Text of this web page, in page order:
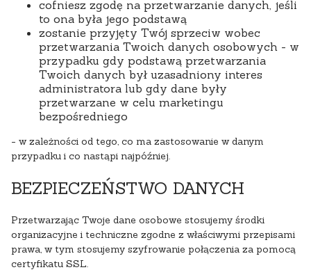
cofniesz zgodę na przetwarzanie danych, jeśli
to ona była jego podstawą
zostanie przyjęty Twój sprzeciw wobec
przetwarzania Twoich danych osobowych - w
przypadku gdy podstawą przetwarzania
Twoich danych był uzasadniony interes
administratora lub gdy dane były
przetwarzane w celu marketingu
bezpośredniego
- w zależności od tego, co ma zastosowanie w danym
przypadku i co nastąpi najpóźniej.
BEZPIECZEŃSTWO DANYCH
Przetwarzając Twoje dane osobowe stosujemy środki
organizacyjne i techniczne zgodne z właściwymi przepisami
prawa, w tym stosujemy szyfrowanie połączenia za pomocą
certyfikatu SSL.